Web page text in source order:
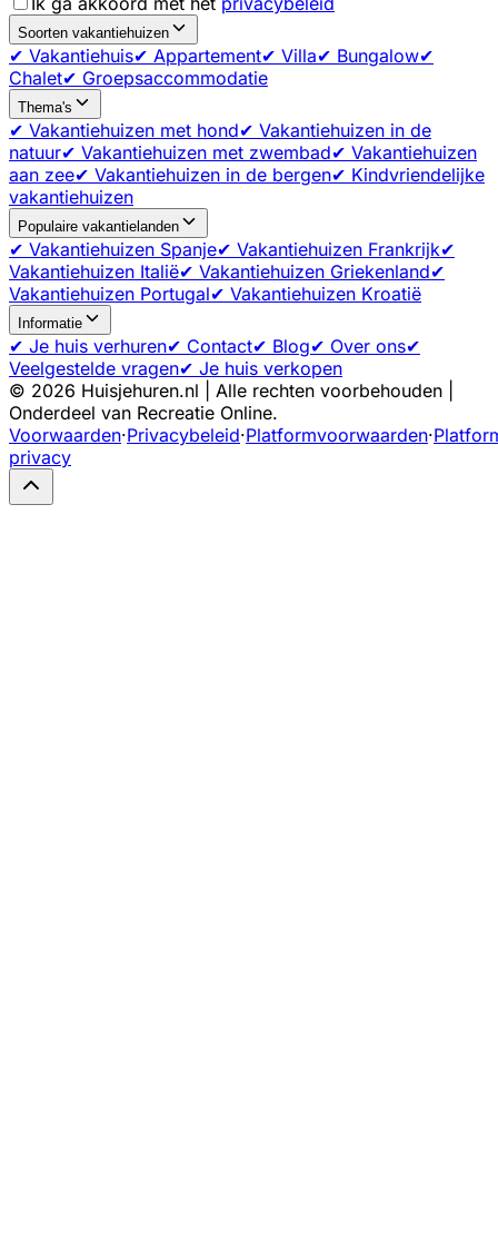
Soorten vakantiehuizen
✔ Vakantiehuis✔ Appartement✔ Villa✔ Bungalow✔
Chalet✔ Groepsaccommodatie
Thema's
✔ Vakantiehuizen met hond✔ Vakantiehuizen in de
natuur✔ Vakantiehuizen met zwembad✔ Vakantiehuizen
aan zee✔ Vakantiehuizen in de bergen✔ Kindvriendelijke
vakantiehuizen
Populaire vakantielanden
✔ Vakantiehuizen Spanje✔ Vakantiehuizen Frankrijk✔
Vakantiehuizen Italië✔ Vakantiehuizen Griekenland✔
Vakantiehuizen Portugal✔ Vakantiehuizen Kroatië
Informatie
✔ Je huis verhuren✔ Contact✔ Blog✔ Over ons✔
Veelgestelde vragen✔ Je huis verkopen
© 2026 Huisjehuren.nl | Alle rechten voorbehouden |
Onderdeel van Recreatie Online.
Voorwaarden·Privacybeleid·Platformvoorwaarden·
privacy